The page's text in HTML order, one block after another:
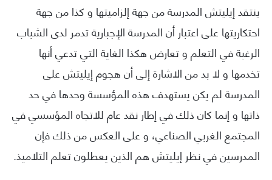
ينتقد إيليتش المدرسة من جهة إلزاميتها و كذا من جهة
احتكاريتها على اعتبار أن المدرسة الإجبارية تدمر لدى الشباب
الرغبة في التعلم و تعارض هكذا الغاية التي تدعي أنها
تخدمها و لا بد من الاشارة إلى أن هجوم إيليتش على
المدرسة لم يكن يستهدف هذه المؤسسة وحدها في حد
ذاتها و إنما كان ذلك في إطار نقد عام للاتجاه المؤسسي في
المجتمع الغربي الصناعي، و على العكس من ذلك فإن
المدرسين في نظر إيليتش هم الذين يعطلون تعلم التلاميذ.